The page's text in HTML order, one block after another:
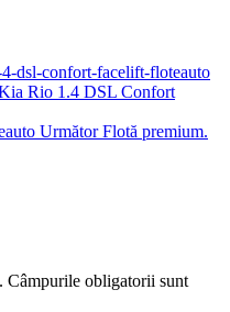
Rio 1.4 DSL Confort
Următor Flotă premium.
Câmpurile obligatorii sunt